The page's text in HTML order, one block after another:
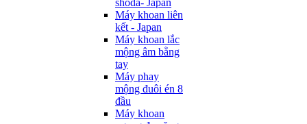
shoda- Japan
Máy khoan liên
kết - Japan
Máy khoan lắc
mộng âm bằng
tay
Máy phay
mộng đuôi én 8
đầu
Máy khoan